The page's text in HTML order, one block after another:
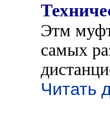
Этм
самых
Читать